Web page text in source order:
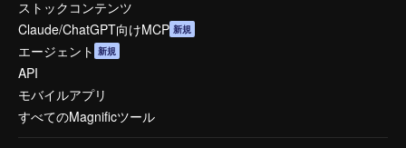
ストックコンテンツ
Claude/ChatGPT向けMCP 新規
エージェント 新規
API
モバイルアプリ
すべてのMagnificツール